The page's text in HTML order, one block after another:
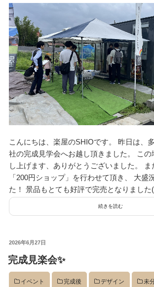
こんにちは、楽屋のSHIOです。 昨日は、
社の完成見学会へお越し頂きました。 この
し上げます、ありがとうございました。 ま
「200円ショップ」を行わせて頂き、 大盛
た！ 景品もとても好評で完売となりまし
続きを読む
投
日:
2026年6月27日
完成見楽会✨
イベント 完成後 デザイン 未